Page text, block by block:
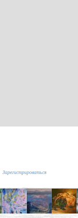
Зарегистрироваться